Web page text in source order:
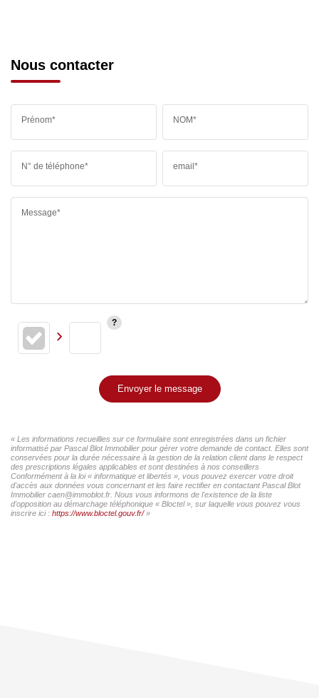
Nous contacter
Prénom* NOM*
N° de téléphone* email*
Message*
Envoyer le message
« Les informations recueillies sur ce formulaire sont enregistrées dans un fichier
informatisé par Pascal Blot Immobilier pour gérer votre demande de contact. Elles sont
conservées pour la durée nécessaire à la gestion de la relation client dans le respect
des prescriptions légales applicables et sont destinées à nos conseillers
Conformément à la loi « informatique et libertés », vous pouvez exercer votre droit
d'accès aux données vous concernant et les faire rectifier en contactant Pascal Blot
Immobilier caen@immoblot.fr. Nous vous informons de l'existence de la liste
d'opposition au démarchage téléphonique « Bloctel », sur laquelle vous pouvez vous
inscrire ici : https://www.bloctel.gouv.fr/»